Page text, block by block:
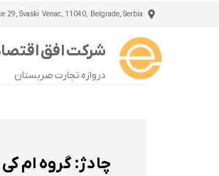
29, Svaski Venac, 11040, Belgrade, Serbia
شرکت افق
دروازه تجارت صربستان
چادژ: گروه ام